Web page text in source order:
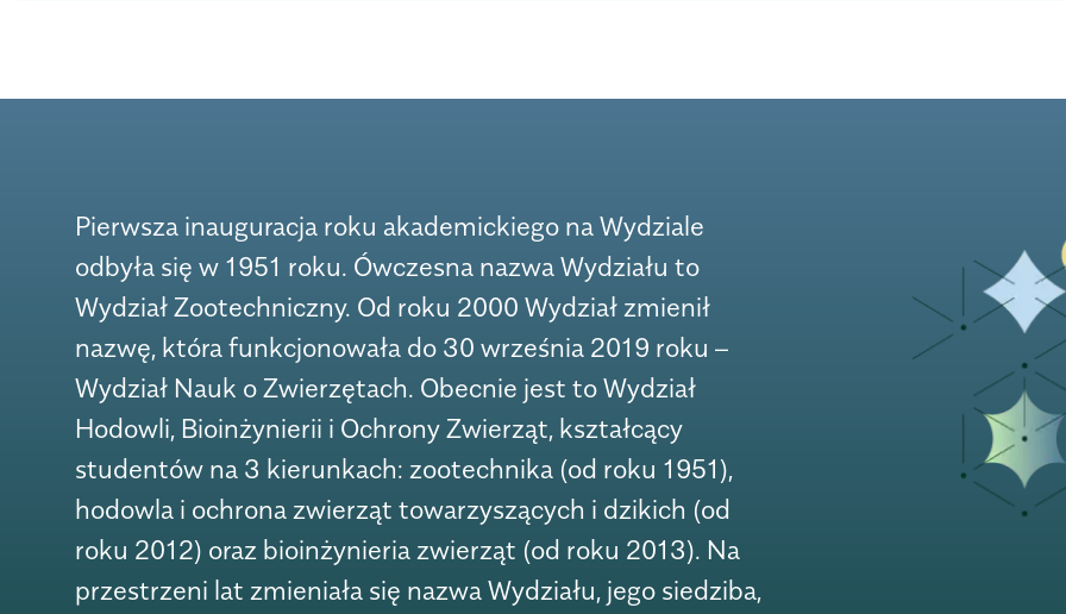
Pierwsza inauguracja roku akademickiego na Wydziale
odbyła się w 1951 roku. Ówczesna nazwa Wydziału to
Wydział Zootechniczny. Od roku 2000 Wydział zmienił
nazwę, która funkcjonowała do 30 września 2019 roku –
Wydział Nauk o Zwierzętach. Obecnie jest to Wydział
Hodowli, Bioinżynierii i Ochrony Zwierząt, kształcący
studentów na 3 kierunkach: zootechnika (od roku 1951),
hodowla i ochrona zwierząt towarzyszących i dzikich (od
roku 2012) oraz bioinżynieria zwierząt (od roku 2013). Na
przestrzeni lat zmieniała się nazwa Wydziału, jego siedziba,